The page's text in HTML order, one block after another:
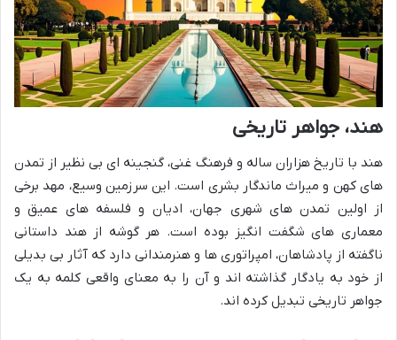
هند، جواهر تاریخی
هند با تاریخ هزاران ساله و فرهنگ غنی، گنجینه ای بی نظیر از تمدن
های کهن و میراث ماندگار بشری است. این سرزمین وسیع، مهد برخی
از اولین تمدن های شهری جهان، ادیان و فلسفه های عمیق و
معماری های شگفت انگیز بوده است. هر گوشه از هند داستانی
ناگفته از پادشاهان، امپراتوری ها و هنرمندانی دارد که آثار بی بدیلی
از خود به یادگار گذاشته اند و آن را به معنای واقعی کلمه به یک
جواهر تاریخی تبدیل کرده اند.